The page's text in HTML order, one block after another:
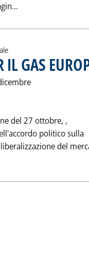
IL GAS
del 27 ottobre, ‚
politico sulla
del